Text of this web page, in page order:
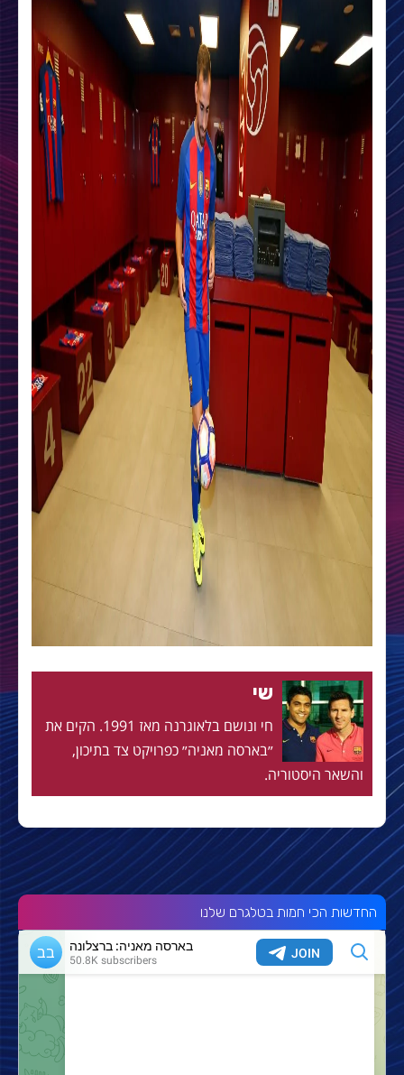
שי
חי ונושם בלאוגרנה מאז 1991. הקים את
״בארסה מאניה״ כפרויקט צד בתיכון,
והשאר היסטוריה.
החדשות הכי חמות בטלגרם שלנו